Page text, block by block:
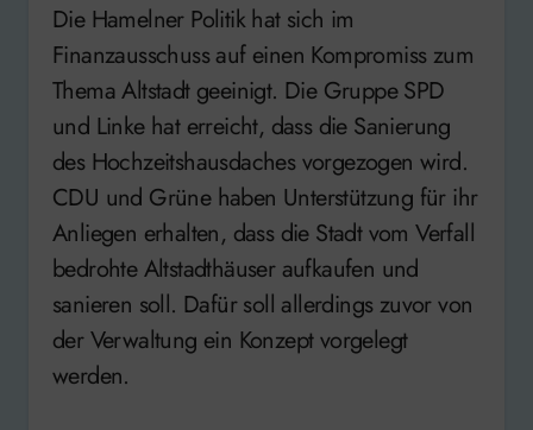
Die Hamelner Politik hat sich im
Finanzausschuss auf einen Kompromiss zum
Thema Altstadt geeinigt. Die Gruppe SPD
und Linke hat erreicht, dass die Sanierung
des Hochzeitshausdaches vorgezogen wird.
CDU und Grüne haben Unterstützung für ihr
Anliegen erhalten, dass die Stadt vom Verfall
bedrohte Altstadthäuser aufkaufen und
sanieren soll. Dafür soll allerdings zuvor von
der Verwaltung ein Konzept vorgelegt
werden.